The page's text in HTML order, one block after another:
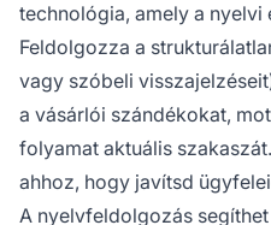
technológia, amely a
Feldolgozza a
vagy szóbeli
a vásárlói szándékokat,
folyamat aktuális
ahhoz, hogy javítsd
A nyelvfeldolgozás